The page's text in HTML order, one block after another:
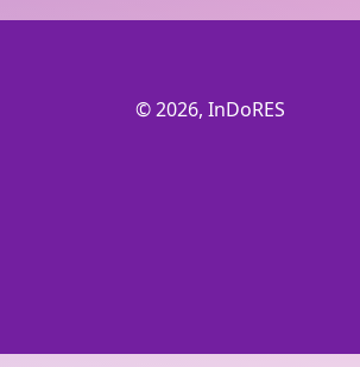
© 2026, InDoRES